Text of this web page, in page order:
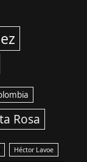
Rosa
Héctor Lavoe